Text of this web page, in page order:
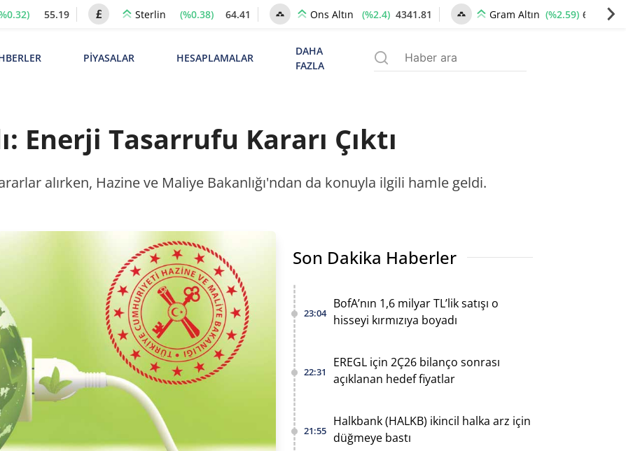
55.19 Sterlin (%0.38) 64.41 Ons Altın (%2.4) 4341.81 Gram Altın (%2.59) 6660.55
PİYASALAR HESAPLAMALAR
DAHA
FAZLA
Enerji Tasarrufu Kararı Çıktı
alırken, Hazine ve Maliye Bakanlığı'ndan da konuyla ilgili hamle geldi.
Son Dakika Haberler
23:04
BofA’nın 1,6 milyar TL’lik satışı o
hisseyi kırmızıya boyadı
22:31
EREGL için 2Ç26 bilanço sonrası
açıklanan hedef fiyatlar
21:55
Halkbank (HALKB) ikincil halka arz için
düğmeye bastı